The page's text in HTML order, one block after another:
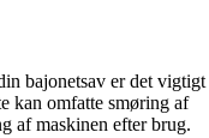
bajonetsav er det vigtigt
kan omfatte smøring af
af maskinen efter brug.